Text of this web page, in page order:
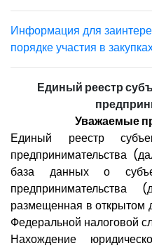
Информация для
порядке участия в
Единый реестр
Уважаемые
Единый реестр
предпринимательства
база данных о
размещенная в открытом
Федеральной налоговой
Нахождение